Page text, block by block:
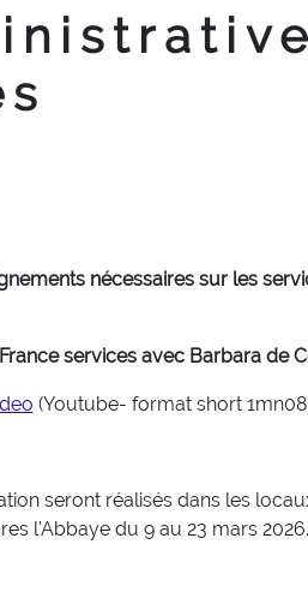
nécessaires sur les
services avec Barbara de
(Youtube- format short
seront réalisés dans les
l'Abbaye du 9 au 23 mars 2026.